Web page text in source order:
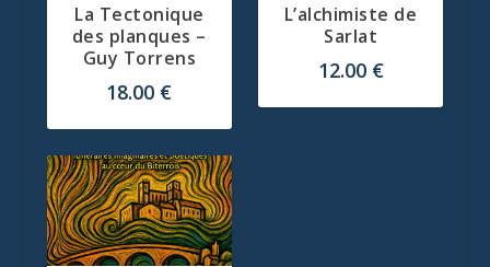
La Tectonique
des planques –
Guy Torrens
18.00 €
L’alchimiste de
Sarlat
12.00 €